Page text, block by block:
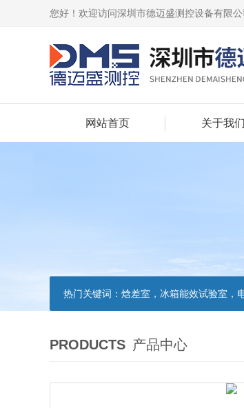
您好！欢迎访问深圳市德迈盛测控设备有限公
网站首页 关于我们
热门关键词： 焓差室，冰箱能效试验室，电风扇风量实验室，吸油烟机油脂分
PRODUCTS 产品中心